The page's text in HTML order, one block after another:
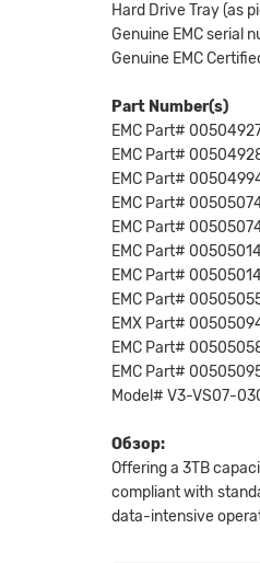
Hard Drive Tray (as
Genuine EMC serial
Genuine EMC
Part Number(s)
EMC Part#
EMC Part#
EMC Part#
EMC Part#
EMC Part#
EMC Part#
EMC Part#
EMC Part#
EMX Part#
EMC Part#
EMC Part#
Model# V3-VS07-
Обзор:
Offering a 3TB
compliant with
data-intensive